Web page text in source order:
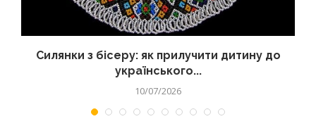
Силянки з бісеру: як прилучити дитину до
українського...
10/07/2026